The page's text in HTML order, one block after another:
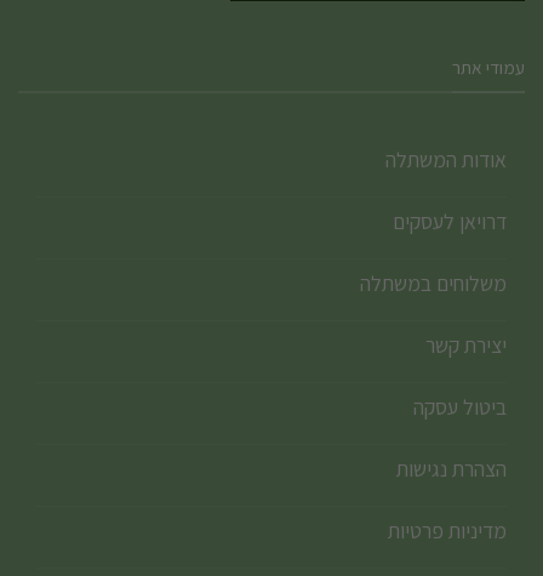
עמודי אתר
אודות המשתלה
דרויאן לעסקים
משלוחים במשתלה
יצירת קשר
ביטול עסקה
הצהרת נגישות
מדיניות פרטיות